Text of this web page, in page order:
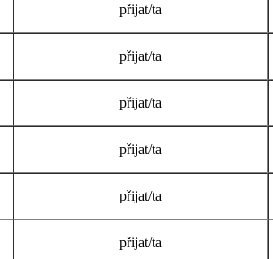
přijat/ta
přijat/ta
přijat/ta
přijat/ta
přijat/ta
přijat/ta